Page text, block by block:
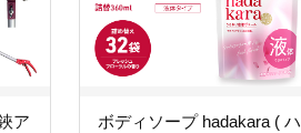
ア
ボディソープ hadakara ( ハ